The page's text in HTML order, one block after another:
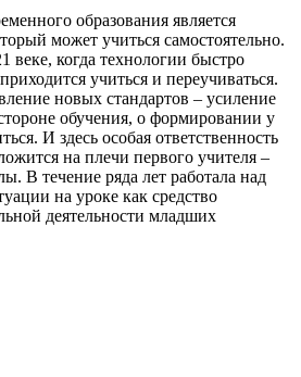
образования является
может учиться самостоятельно.
веке, когда технологии быстро
учиться и переучиваться.
новых стандартов – усиление
обучения, о формировании у
И здесь особая ответственность
на плечи первого учителя –
В течение ряда лет работала над
на уроке как средство
деятельности младших